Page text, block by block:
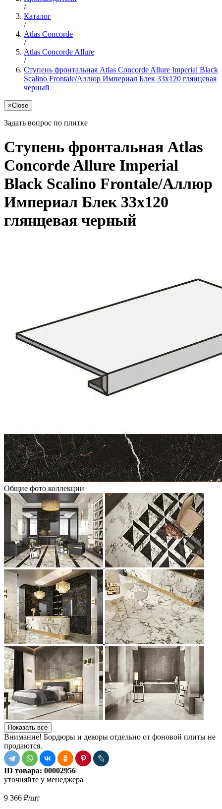
/
Каталог
/
Atlas Concorde
/
Atlas Concorde Allure
/
Ступень фронтальная Atlas Concorde Allure Imperial Black
Scalino Frontale/Аллюр Империал Блек 33x120 глянцевая
черный
×Close
Задать вопрос по плитке
Ступень фронтальная Atlas
Concorde Allure Imperial
Black Scalino Frontale/Аллюр
Империал Блек 33x120
глянцевая черный
Общие фото коллекции
Показать все
Внимание! Бордюры и декоры отдельно от фоновой плиты не
продаются.
ID товара: 00002956
уточняйте у менеджера
9 366 ₽/шт